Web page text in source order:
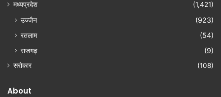
मध्यप्रदेश
(1,421)
उज्जैन
(923)
रतलाम
(54)
राजगढ़
(9)
सरोकार (108)
About